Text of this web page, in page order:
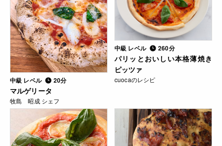
中級 レベル 20分
マルゲリータ
牧島 昭成 シェフ
中級 レベル 260分
パリッとおいしい本格薄焼き
ピッツァ
cuocaのレシピ